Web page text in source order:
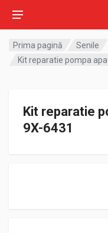
Prima pagină
Senile
Kit reparatie pompa
Kit reparatie
9X-6431